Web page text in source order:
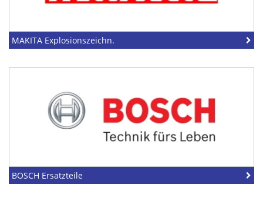
MAKITA Explosionszeichn.
BOSCH Ersatzteile